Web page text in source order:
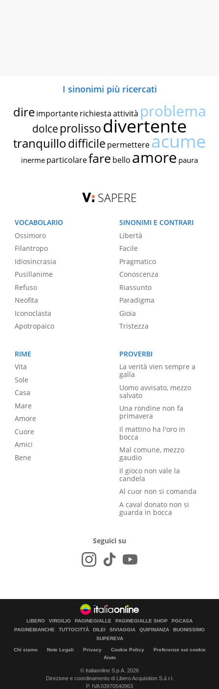
I sinonimi più ricercati
dire importante richiestaattività problema
dolce prolissodivertente
tranquillodifficile permettereacume
inerme particolarefare bello amore paura
SAPERE
VOCABOLARIO
Ossimoro
Filantropo
Idiosincrasia
Pusillanime
Refuso
Neofita
Iconoclasta
Apotropaico
SINONIMI E CONTRARI
Libertà
Facile
Pragmatico
Conoscenza
Riassunto
Paradigma
Gioia
Tristezza
RIME
Vita
Sole
Casa
Mare
Amore
Cuore
Amici
Bene
PROVERBI
La verità vien sempre a
galla
Uomo avvisato, mezzo
salvato
Una rondine non fa
primavera
Il mattino ha l'oro in
bocca
Mal comune, mezzo
gaudio
Il gioco non vale la
candela
Al cuor non si comanda
A caval donato non si
guarda in bocca
Seguici su
LIBERO VIRGILIO PAGINEGIALLE PAGINEGIALLE SHOP
PGCASA
PAGINEBIANCHE
TUTTOCITTÀ DILEI SIVIAGGIA QUIFINANZA
BUONISSIMO
SUPEREVA
Chi siamo Note Legali Privacy Cookie Policy
Preferenze sui cookie
Aiuto
© Italiaonline S.p.A. 2026
Direzione e coordinamento di Libero Acquisition S.á r.l.
P. IVA 03970540963